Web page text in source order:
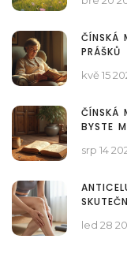
ČÍNSKÁ
PRÁŠKŮ
kvě 15
ČÍNSKÁ
BYSTE
srp 14
led 28